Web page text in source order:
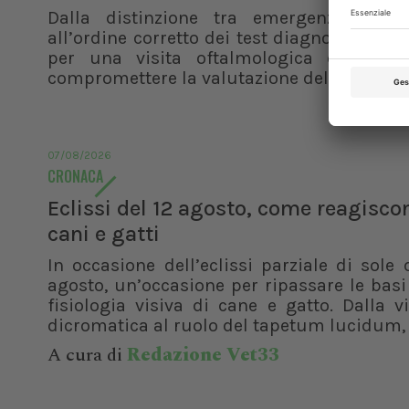
Dalla distinzione tra emergenza e
all’ordine corretto dei test diagnostici, i
per una visita oftalmologica efficace
compromettere la valutazione del paziente
07/08/2026
CRONACA
Eclissi del 12 agosto, come
cani e gatti
In occasione dell’eclissi parziale di sole
agosto, un’occasione per ripassare le
fisiologia visiva di cane e gatto. Dalla
dicromatica al ruolo del tapetum lucidum,
A cura di Redazione Vet33